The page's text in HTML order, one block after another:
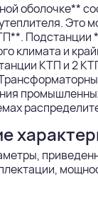
оболочке**
Это
Подстанции
климата и
КТП и 2